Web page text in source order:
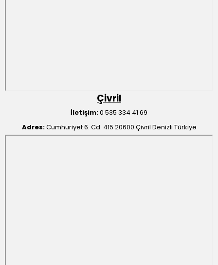
Çivril
İletişim:0 535 334 41 69
Adres:Cumhuriyet 6. Cd. 415 20600 Çivril Denizli Türkiye